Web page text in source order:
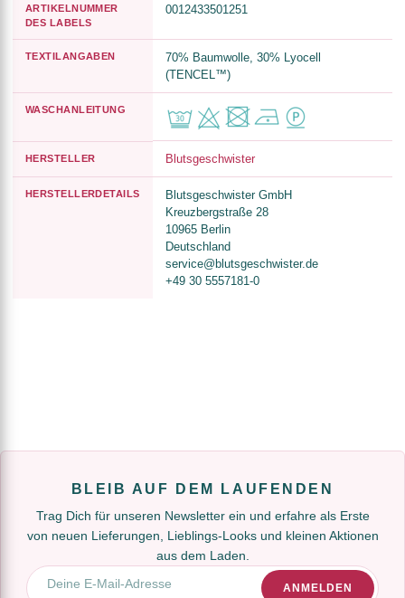
ARTIKELNUMMER
DES LABELS
0012433501251
TEXTILANGABEN
70% Baumwolle, 30% Lyocell
(TENCEL™)
WASCHANLEITUNG
HERSTELLER Blutsgeschwister
HERSTELLERDETAILS
Blutsgeschwister GmbH
Kreuzbergstraße 28
10965 Berlin
Deutschland
service@blutsgeschwister.de
+49 30 5557181-0
BLEIB AUF DEM LAUFENDEN
Trag Dich für unseren Newsletter ein und erfahre als Erste
von neuen Lieferungen, Lieblings-Looks und kleinen Aktionen
aus dem Laden.
E-Mail-Adresse
ANMELDEN